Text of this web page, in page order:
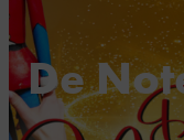
De